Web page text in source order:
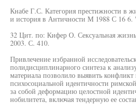
Кнабе Г.С. Категория престижности в
и история в Античности М 1988 С 16 6.
32 Цит. по: Кифер О. Сексуальная
2003. С. 410.
Привлечение избранной
полидисциплинарного синтеза к
материала позволило выявить
психосоциальной идентичности
за собой деформацию целостной
нобилитета, включая тендерную ее